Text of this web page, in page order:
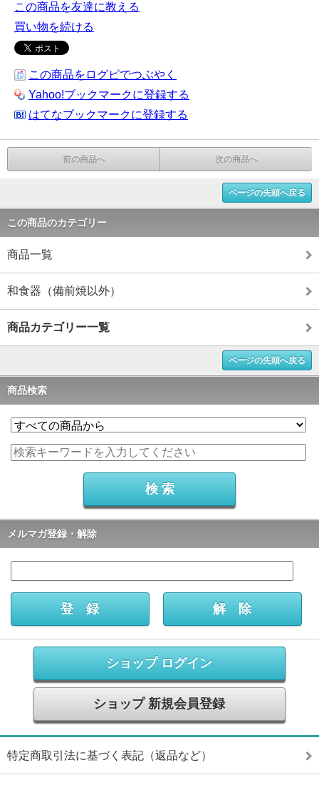
この商品を友達に教える
買い物を続ける
この商品をログピでつぶやく
Yahoo!ブックマークに登録する
はてなブックマークに登録する
前の商品へ 次の商品へ
ページの先頭へ戻る
この商品のカテゴリー
商品一覧
和食器（備前焼以外）
商品カテゴリー一覧
ページの先頭へ戻る
商品検索
メルマガ登録・解除
ショップ ログイン
ショップ 新規会員登録
特定商取引法に基づく表記（返品など）